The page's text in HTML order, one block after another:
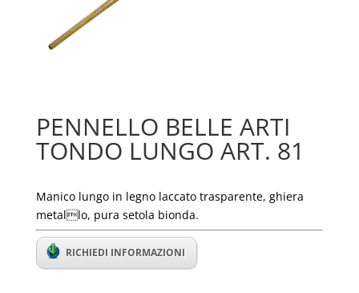
PENNELLO BELLE ARTI
TONDO LUNGO ART. 81
Manico lungo in legno laccato trasparente, ghiera
metallo, pura setola bionda.
RICHIEDI INFORMAZIONI